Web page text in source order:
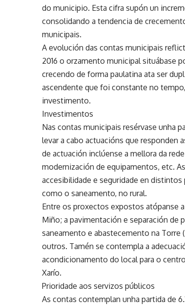
do municipio. Esta cifra supón un
consolidando a tendencia de
municipais.
A evolución das contas municipais
2016 o orzamento municipal situábase
crecendo de forma paulatina ata ser
ascendente que foi constante no
investimento.
Investimentos
Nas contas municipais resérvase unha
levar a cabo actuacións que responden
de actuación inclúense a mellora da
modernización de equipamentos, etc.
accesibilidade e seguridade en
como o saneamento, no rural.
Entre os proxectos expostos atópanse
Miño; a pavimentación e separación de
saneamento e abastecemento na Torre
outros. Tamén se contempla a
acondicionamento do local para o
Xarío.
Prioridade aos servizos públicos
As contas contemplan unha partida de